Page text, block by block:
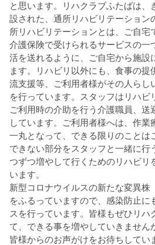
と思います。リハクラブふたばは、
設された、通所リハビリテーション
所リハビリテーションとは、ご自宅
介護保険で受けられるサービスの一
活を送れるように、ご自宅から施設
ます。リハビリ以外にも、食事の提
流支援等、ご利用者様がその人らし
を行っています。スタッフはリハビ
ご利用時の介助を行う介護職員、送
しています。ご利用者様へは、作業
一丸となって、できる限りのことは
できない部分をスタッフと一緒に行
つずつ増やして行くためのリハビリ
います。
新型コロナウイルスの新たな変異株
をふるっていますので、感染防止に
スを行っています。皆様もぜひリハ
て、できる事を増やしていきません
皆様からのお声がけをお待ちしてい